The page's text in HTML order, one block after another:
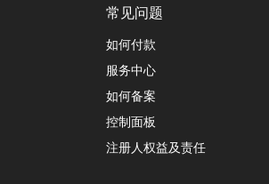
常见问题
如何付款
服务中心
如何备案
控制面板
注册人权益及责任